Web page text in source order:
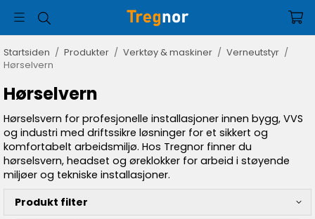
Startsiden / Produkter / Verktøy & maskiner / Verneutstyr /
Hørselvern
Hørselvern
Hørselsvern for profesjonelle installasjoner innen bygg, VVS
og industri med driftssikre løsninger for et sikkert og
komfortabelt arbeidsmiljø. Hos Tregnor finner du
hørselsvern, headset og øreklokker for arbeid i støyende
miljøer og tekniske installasjoner.
Produkt filter